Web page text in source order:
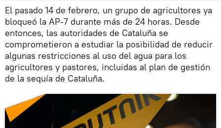
El pasado 14 de febrero, un grupo de agricultores ya
bloqueó la AP-7 durante más de 24 horas. Desde
entonces, las autoridades de Cataluña se
comprometieron a estudiar la posibilidad de reducir
algunas restricciones al uso del agua para los
agricultores y pastores, incluidas al plan de gestión
de la sequía de Cataluña.